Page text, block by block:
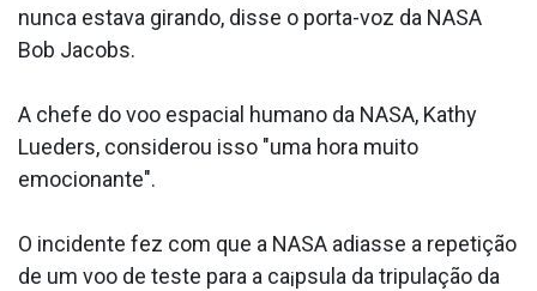
nunca estava girando, disse o porta-voz da NASA
Bob Jacobs.
A chefe do voo espacial humano da NASA, Kathy
Lueders, considerou isso "uma hora muito
emocionante".
O incidente fez com que a NASA adiasse a repetição
de um voo de teste para a ca¡psula da tripulação da